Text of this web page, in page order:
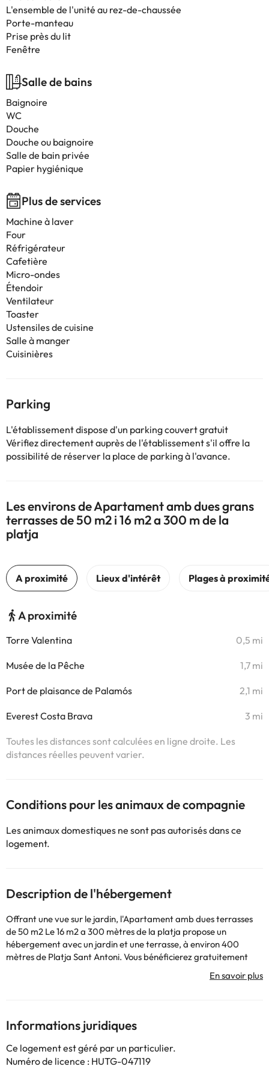
L'ensemble de l'unité au rez-de-chaussée
Porte-manteau
Prise près du lit
Fenêtre
Salle de bains
Baignoire
WC
Douche
Douche ou baignoire
Salle de bain privée
Papier hygiénique
Plus de services
Machine à laver
Four
Réfrigérateur
Cafetière
Micro-ondes
Étendoir
Ventilateur
Toaster
Ustensiles de cuisine
Salle à manger
Cuisinières
Parking
L'établissement dispose d'un parking couvert gratuit
Vérifiez directement auprès de l'établissement s'il offre la
possibilité de réserver la place de parking à l'avance.
Les environs de Apartament amb dues grans
terrasses de 50 m2 i 16 m2 a 300 m de la
platja
A proximité
Torre Valentina 0,5 mi
Musée de la Pêche 1,7 mi
Port de plaisance de Palamós 2,1 mi
Everest Costa Brava 3 mi
Toutes les distances sont calculées en ligne droite. Les
distances réelles peuvent varier.
Conditions pour les animaux de compagnie
Les animaux domestiques ne sont pas autorisés dans ce
logement.
Description de l'hébergement
Offrant une vue sur le jardin, l'Apartament amb dues terrasses
de 50 m2 Le 16 m2 a 300 mètres de la platja propose un
hébergement avec un jardin et une terrasse, à environ 400
mètres de Platja Sant Antoni. Vous bénéficierez gratuitement
d'un parking privé et d'une connexion Wi-Fi. Cet établissement
non-fumeurs se trouve à 500 mètres de Platja Torre Valentina.
grille-pain, d'un salon avec des coins salon et repas, de 3
chambres ainsi que d'une salle de bains avec une baignoire et une
douche. Une entrée privée vous mènera à l'appartement, où vous
pourrez déguster du vin ou du champagne. L'établissement
Informations juridiques
Ce logement est géré par un particulier.
Numéro de licence : HUTG-047119